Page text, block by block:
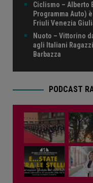
Ciclismo – Alberto
Programma Auto)
Friuli Venezia
Nuoto – Vittorino
agli Italiani
Barbazza
PODCAST